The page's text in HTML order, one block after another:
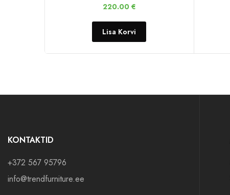
220.00 €
Lisa Korvi
KONTAKTID
+372 567 95796
info@trendfurniture.ee